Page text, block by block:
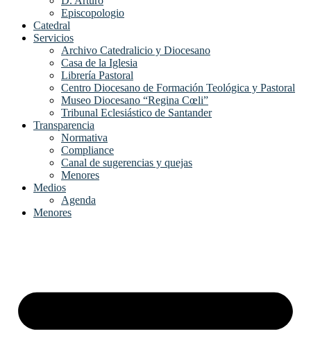
Episcopologio
Catedral
Servicios
Archivo Catedralicio y Diocesano
Casa de la Iglesia
Librería Pastoral
Centro Diocesano de Formación Teológica y Pastoral
Museo Diocesano “Regina Cœli”
Tribunal Eclesiástico de Santander
Transparencia
Normativa
Compliance
Canal de sugerencias y quejas
Menores
Medios
Agenda
Menores